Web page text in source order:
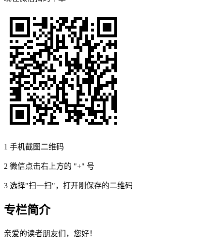
1 手机截图二维码
2 微信点击右上方的 "+" 号
3 选择"扫一扫"，打开刚保存的二维码
专栏简介
亲爱的读者朋友们，您好！